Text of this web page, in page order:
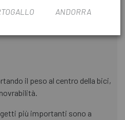
giorni.
il peso al centro della bici,
più importanti sono a
ANDORRA